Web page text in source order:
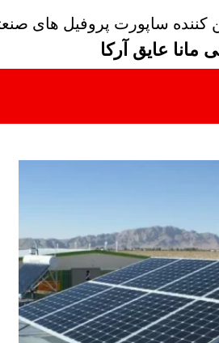
کننده ساپورت پروفیل های
مانا عایق آرکا